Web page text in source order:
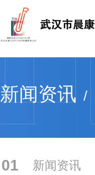
新闻资讯 /
01 新闻资讯